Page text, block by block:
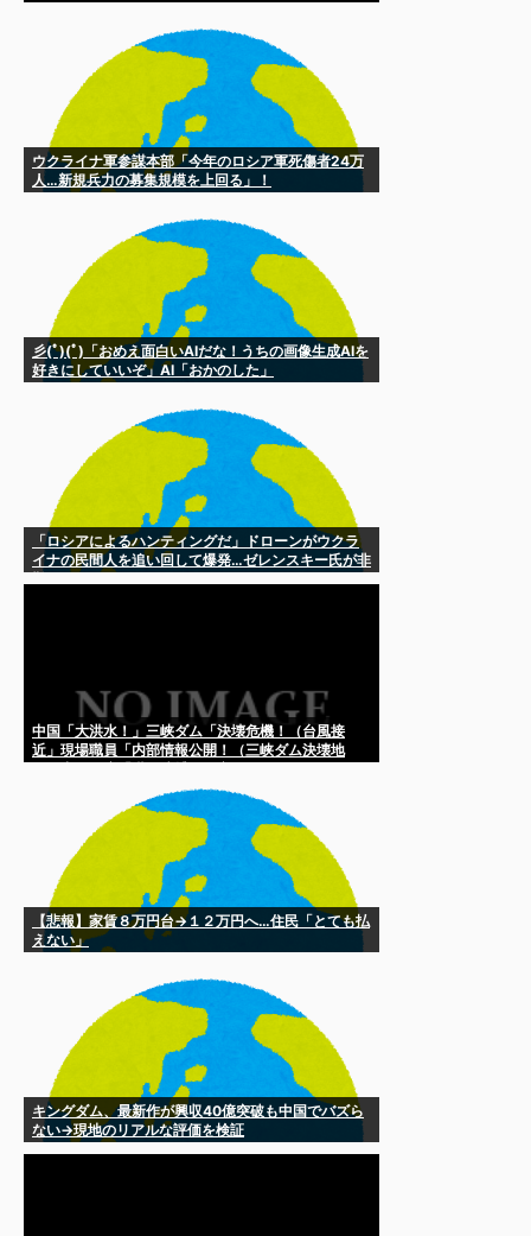
ウクライナ軍参謀本部「今年のロシア軍死傷者24万
人…新規兵力の募集規模を上回る」！
彡(ﾟ)(ﾟ)「おめえ面白いAIだな！うちの画像生成AIを
好きにしていいぞ」AI「おかのした」
「ロシアによるハンティングだ」ドローンがウクラ
イナの民間人を追い回して爆発…ゼレンスキー氏が非
中国「大洪水！」三峡ダム「決壊危機！（台風接
近」現場職員「内部情報公開！（三峡ダム決壊地
「中国の洪水報道なし」→
【悲報】家賃８万円台→１２万円へ…住民「とても払
えない」
キングダム、最新作が興収40億突破も中国でバズら
ない→現地のリアルな評価を検証